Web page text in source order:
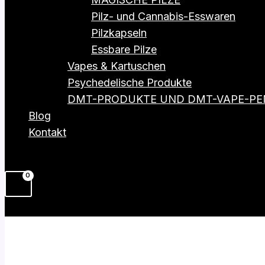
Pilz- und Cannabis-Esswaren
Pilzkapseln
Essbare Pilze
Vapes & Kartuschen
Psychedelische Produkte
DMT-PRODUKTE UND DMT-VAPE-
Blog
Kontakt